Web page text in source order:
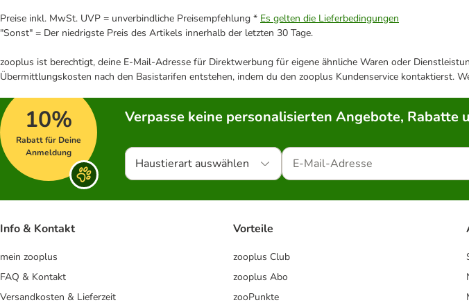
Preise inkl. MwSt. UVP = unverbindliche Preisempfehlung * Es gelten die Lieferbedingungen
"Sonst" = Der niedrigste Preis des Artikels innerhalb der letzten 30 Tage.
zooplus ist berechtigt, deine E-Mail-Adresse für Direktwerbung für eigene ähnliche Waren oder
Übermittlungskosten nach den Basistarifen entstehen, indem du den zooplus Kundenservice kontaktierst.
10%
Rabatt für Deine
Anmeldung
Verpasse keine personalisierten Angebote, Rabatte
Haustierart auswählen
Info & Kontakt
mein zooplus
FAQ & Kontakt
Versandkosten & Lieferzeit
Vorteile
zooplus Club
zooplus Abo
zooPunkte